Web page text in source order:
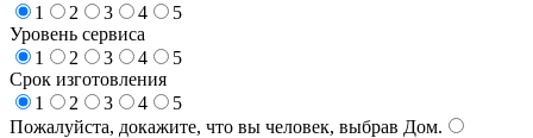
1
2 3 4
5
Уровень сервиса
1
2 3 4
5
Срок изготовления
1
2 3 4
5
Пожалуйста, докажите, что вы человек, выбрав Дом.